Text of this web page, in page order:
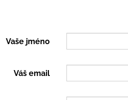
Vaše jméno
Váš email